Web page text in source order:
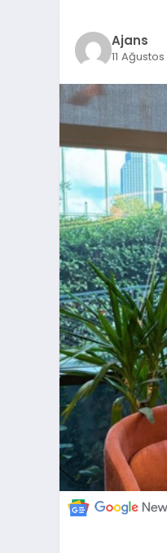
Ajans
11